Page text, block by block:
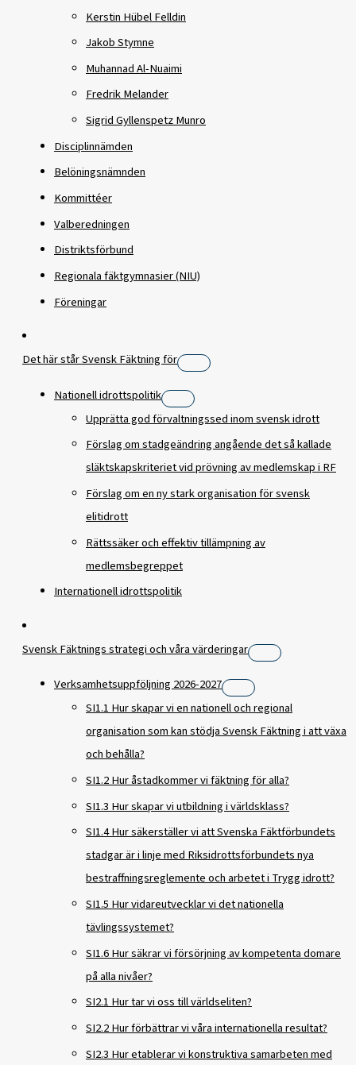
Kerstin Hübel Felldin
Jakob Stymne
Muhannad Al-Nuaimi
Fredrik Melander
Sigrid Gyllenspetz Munro
Disciplinnämden
Belöningsnämnden
Kommittéer
Valberedningen
Distriktsförbund
Regionala fäktgymnasier (NIU)
Föreningar
Det här står Svensk Fäktning för
Nationell idrottspolitik
Upprätta god förvaltningssed inom svensk idrott
Förslag om stadgeändring angående det så kallade
släktskapskriteriet vid prövning av medlemskap i RF
Förslag om en ny stark organisation för svensk
elitidrott
Rättssäker och effektiv tillämpning av
medlemsbegreppet
Internationell idrottspolitik
Svensk Fäktnings strategi och våra värderingar
Verksamhetsuppföljning 2026-2027
SI1.1 Hur skapar vi en nationell och regional
organisation som kan stödja Svensk Fäktning i att växa
och behålla?
SI1.2 Hur åstadkommer vi fäktning för alla?
SI1.3 Hur skapar vi utbildning i världsklass?
SI1.4 Hur säkerställer vi att Svenska Fäktförbundets
stadgar är i linje med Riksidrottsförbundets nya
bestraffningsreglemente och arbetet i Trygg idrott?
SI1.5 Hur vidareutvecklar vi det nationella
tävlingssystemet?
SI1.6 Hur säkrar vi försörjning av kompetenta domare
på alla nivåer?
SI2.1 Hur tar vi oss till världseliten?
SI2.2 Hur förbättrar vi våra internationella resultat?
SI2.3 Hur etablerar vi konstruktiva samarbeten med